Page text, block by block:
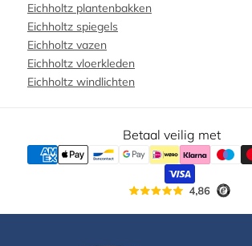
Eichholtz plantenbakken
Eichholtz spiegels
Eichholtz vazen
Eichholtz vloerkleden
Eichholtz windlichten
Betaal veilig met